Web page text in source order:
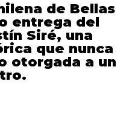
de Bellas
entrega del
Siré, una
que nunca
otorgada a un